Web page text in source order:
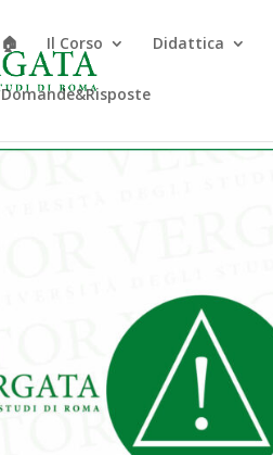
🏠 Il Corso Didattica
Domande&Risposte